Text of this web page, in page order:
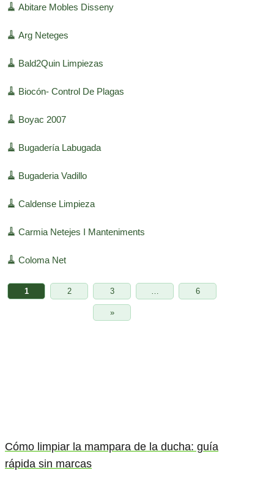
🧹 Abitare Mobles Disseny
🧹 Arg Neteges
🧹 Bald2Quin Limpiezas
🧹 Biocón- Control De Plagas
🧹 Boyac 2007
🧹 Bugadería Labugada
🧹 Bugaderia Vadillo
🧹 Caldense Limpieza
🧹 Carmia Netejes I Manteniments
🧹 Coloma Net
1 2 3 … 6
»
Cómo limpiar la mampara de la ducha: guía
rápida sin marcas